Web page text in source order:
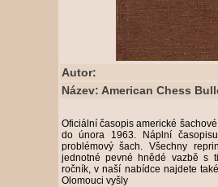
Autor:
Název: American Chess
Oficiální časopis americké
do února 1963. Náplní
problémový šach. Všechny
jednotné pevné hnědé vazbě s
ročník, v naší nabídce najdete
Olomouci vyšly